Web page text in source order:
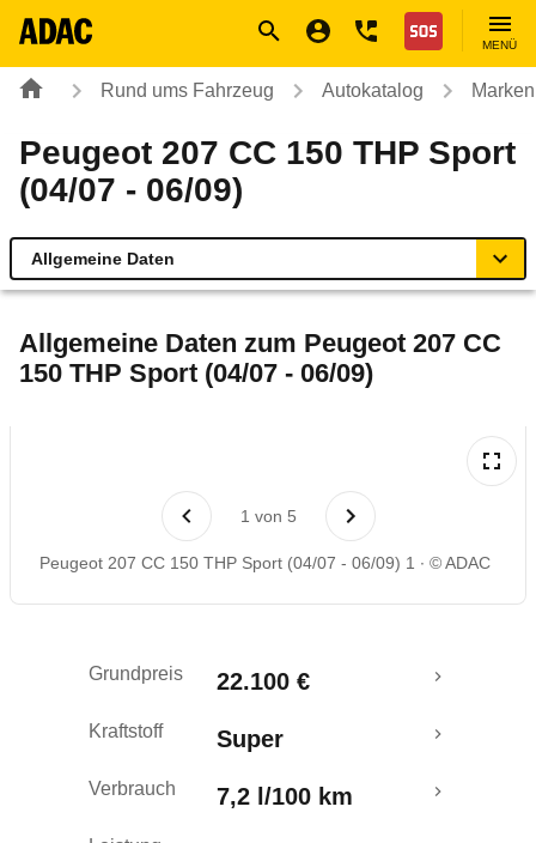
Nothilfe
MENÜ
Rund ums Fahrzeug Autokatalog
Peugeot 207 CC 150 THP Sport
(04/07 - 06/09)
Allgemeine Daten
Technische Daten
Laufende Kosten
Allgemeine Daten zum Peugeot 207 CC
150 THP Sport (04/07 - 06/09)
1 von 5
Peugeot 207 CC 150 THP Sport (04/07 - 06/09) 1 © ADAC
Grundpreis 22.100 €
Kraftstoff Super
Verbrauch 7,2 l/100 km